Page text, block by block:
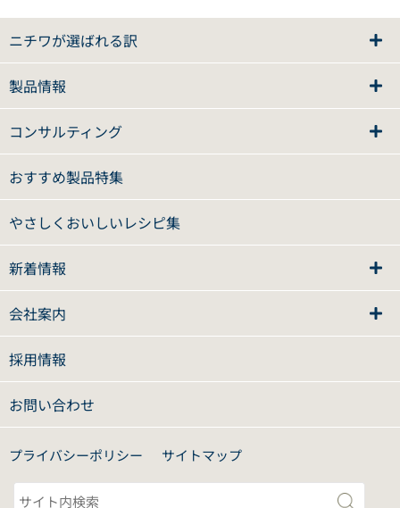
ニチワが選ばれる訳
製品情報
コンサルティング
おすすめ製品特集
やさしくおいしいレシピ集
新着情報
会社案内
採用情報
お問い合わせ
プライバシーポリシー サイトマップ